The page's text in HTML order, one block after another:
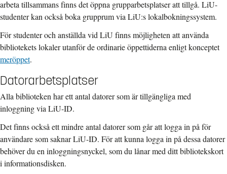
arbeta tillsammans finns det öppna grupparbetsplatser att tillgå. LiU-
studenter kan också boka grupprum via LiU:s lokalbokningssystem.
För studenter och anställda vid LiU finns möjligheten att använda
bibliotekets lokaler utanför de ordinarie öppettiderna enligt konceptet
meröppet.
Datorarbetsplatser
Alla biblioteken har ett antal datorer som är tillgängliga med
inloggning via LiU-ID.
Det finns också ett mindre antal datorer som går att logga in på för
användare som saknar LiU-ID. För att kunna logga in på dessa datorer
behöver du en inloggningsnyckel, som du lånar med ditt bibliotekskort
i informationsdisken.